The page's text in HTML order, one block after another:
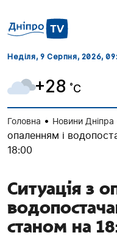
Неділя, 9 Серпня, 2026,
+28 ˚C
Головна • Новини Дніпра
опаленням і
18:00
Ситуація з
станом на